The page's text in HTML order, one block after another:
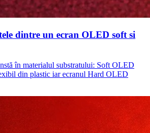
dintre un ecran OLED soft si
în materialul substratului: Soft OLED
din plastic iar ecranul Hard OLED